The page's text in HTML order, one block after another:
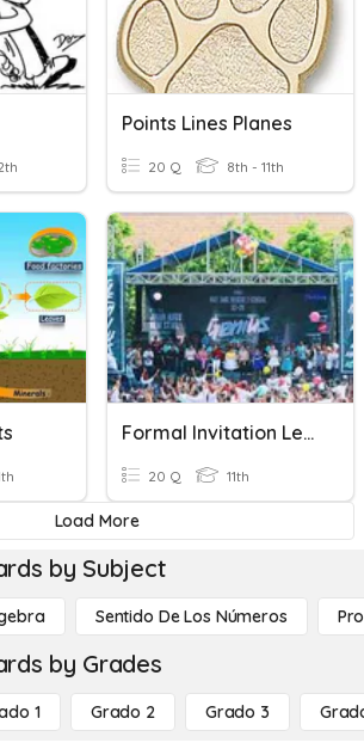
Points Lines Planes
20 Q 8th - 11th
Formal Invitation Letter
20 Q 11th
Load More
by Subject
Sentido De Los Números
by Grades
1 Grado 2 Grado 3